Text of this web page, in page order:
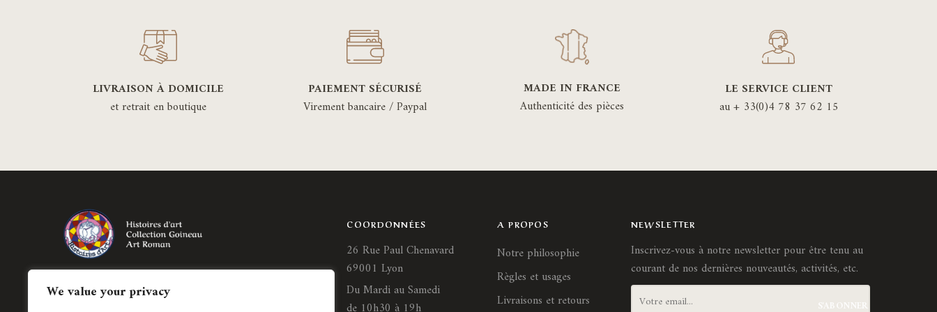
We value your privacy
LIVRAISON À DOMICILE
et retrait en boutique
PAIEMENT SÉCURISÉ
Virement bancaire / Paypal
MADE IN FRANCE
Authenticité des pièces
LE SERVICE CLIENT
au + 33(0)4 78 37 62 15
Création de bijoux historiés régionaux et
création de pièces uniques en joaillerie
COORDONNÉES
26 Rue Paul Chenavard
69001 Lyon
Du Mardi au Samedi
A PROPOS
Notre philosophie
Règles et usages
Livraisons et retours
NEWSLETTER
Inscrivez-vous à notre newsletter pour être tenu au
courant de nos dernières nouveautés, activités, etc.